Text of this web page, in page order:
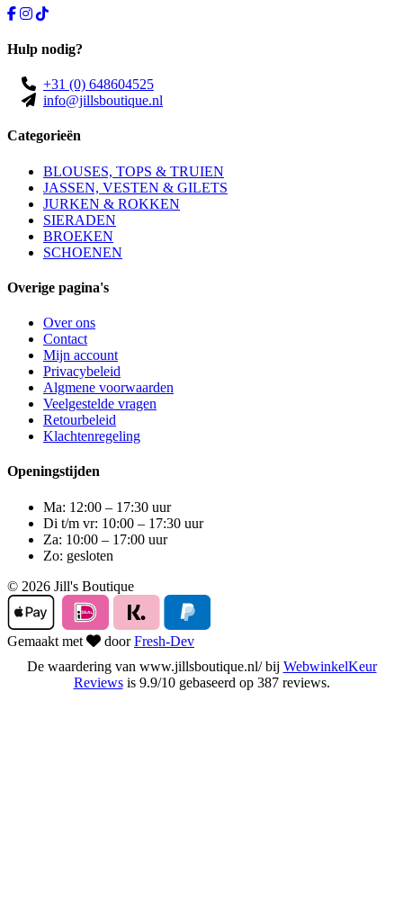
Hulp nodig?
+31 (0) 648604525
info@jillsboutique.nl
Categorieën
BLOUSES, TOPS & TRUIEN
JASSEN, VESTEN & GILETS
JURKEN & ROKKEN
SIERADEN
BROEKEN
SCHOENEN
Overige pagina's
Over ons
Contact
Mijn account
Privacybeleid
Algmene voorwaarden
Veelgestelde vragen
Retourbeleid
Klachtenregeling
Openingstijden
Ma: 12:00 – 17:30 uur
Di t/m vr: 10:00 – 17:30 uur
Za: 10:00 – 17:00 uur
Zo: gesloten
© 2026 Jill's Boutique
Gemaakt met doorFresh-Dev
De waardering van www.jillsboutique.nl/ bij WebwinkelKeur
Reviewsis 9.9/10 gebaseerd op 387 reviews.